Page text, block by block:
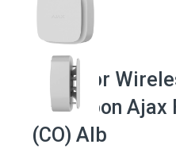
Detector
de carbon
(CO) Alb